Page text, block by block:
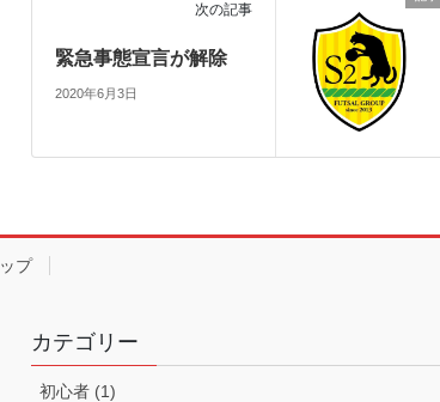
次の記事
緊急事態宣言が解除
2020年6月3日
プ
カテゴリー
初心者 (1)